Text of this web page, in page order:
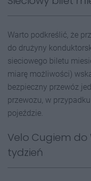
Warto podkreślić, że
do drużyny
sieciowego biletu
miarę możliwości)
bezpieczny przewóz
przewozu, w
pojeździe.
Velo Cugiem do
tydzień